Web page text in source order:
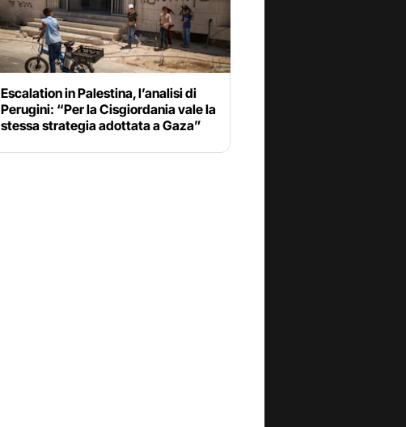
Escalation in Palestina, l’analisi di
Perugini: “Per la Cisgiordania vale la
stessa strategia adottata a Gaza”